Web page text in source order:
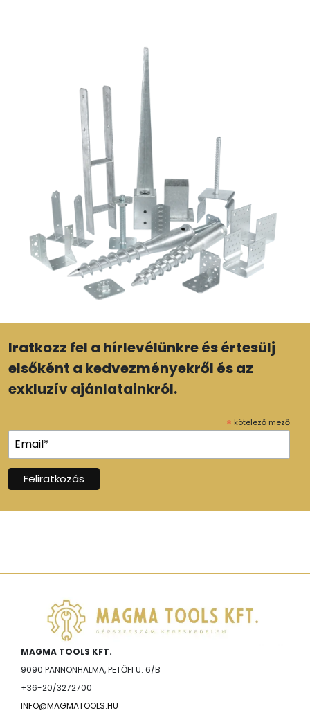
Iratkozz fel a hírlevélünkre és értesülj
elsőként a kedvezményekről és az
exkluzív ajánlatainkról.
* kötelező mező
MAGMA TOOLS KFT.
9090 PANNONHALMA, PETŐFI U. 6/B
+36-20/3272700
INFO@MAGMATOOLS.HU